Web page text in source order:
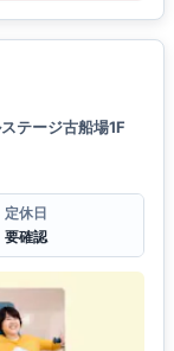
テージ古船場1F
定休日
要確認